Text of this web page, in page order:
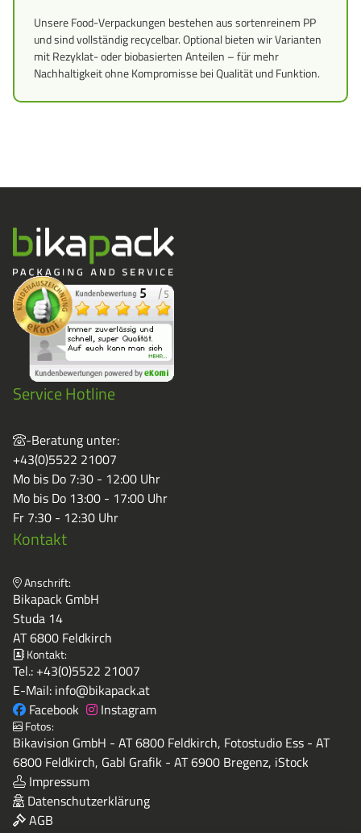
Unsere Food-Verpackungen bestehen aus sortenreinem PP
und sind vollständig recycelbar. Optional bieten wir Varianten
mit Rezyklat- oder biobasierten Anteilen – für mehr
Nachhaltigkeit ohne Kompromisse bei Qualität und Funktion.
Service Hotline
-Beratung unter:
+43(0)5522 21007
Mo bis Do 7:30 - 12:00 Uhr
Mo bis Do 13:00 - 17:00 Uhr
Fr 7:30 - 12:30 Uhr
Kontakt
Anschrift:
Bikapack GmbH
Studa 14
AT 6800 Feldkirch
Kontakt:
Tel.: +43(0)5522 21007
E-Mail: info@bikapack.at
Facebook
Instagram
Fotos:
Bikavision GmbH - AT 6800 Feldkirch, Fotostudio Ess - AT
6800 Feldkirch, Gabl Grafik - AT 6900 Bregenz, iStock
Impressum
Datenschutzerklärung
AGB